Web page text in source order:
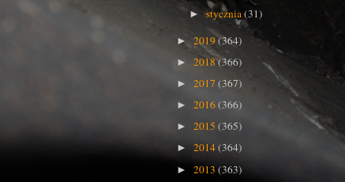
►stycznia(31)
► 2019(364)
► 2018(366)
► 2017 (367)
► 2016(366)
► 2015 (365)
► 2014(364)
► 2013 (363)